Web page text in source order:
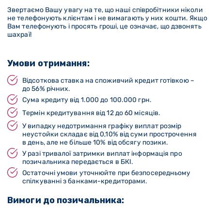
Звертаємо Вашу увагу на те, що наші співробітники ніколи
не телефонують клієнтам і не вимагають у них кошти. Якщо
Вам телефонують і просять гроші, це означає, що дзвонять
шахраї!
Умови отримання:
Відсоткова ставка на споживчий кредит готівкою –
до 56% річних.
Сума кредиту від 1.000 до 100.000 грн.
Термін кредитування від 12 до 60 місяців.
У випадку недотримання графіку виплат розмір
неустойки складає від 0,10% від суми прострочення
в день, але не більше 10% від обсягу позики.
У разі тривалої затримки виплат інформація про
позичальника передається в БКІ.
Остаточні умови уточнюйте при безпосередньому
спілкуванні з банками-кредиторами.
Вимоги до позичальника: